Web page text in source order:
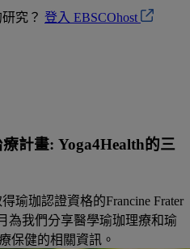
究？ 登入 EBSCOhost
計畫: Yoga4Health的三
瑜珈認證資格的Francine Frater
為我們分享醫學瑜珈理療和瑜
保健的相關資訊。